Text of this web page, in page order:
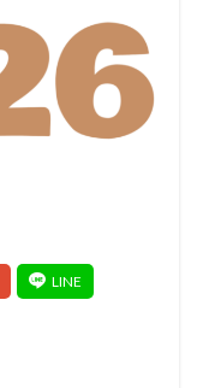
ンプー
ドライヤー
ヘアケア